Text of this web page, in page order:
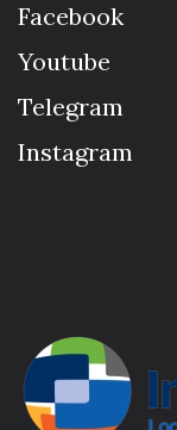
Facebook
Youtube
Telegram
Instagram